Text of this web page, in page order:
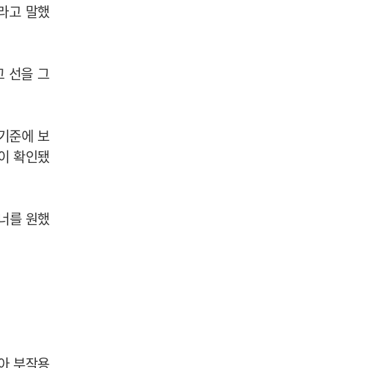
고 말했
선을 그
준에 보
확인됐
를 원했
부작용